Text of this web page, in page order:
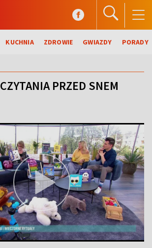
KUCHNIA ZDROWIE GWIAZDY PORADY
PRZED SNEM